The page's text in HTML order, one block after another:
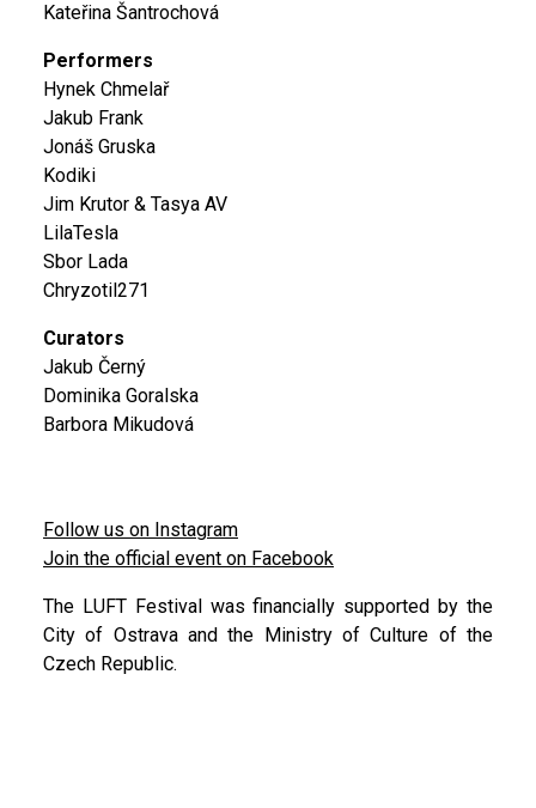
Kateřina Šantrochová
Performers
Hynek Chmelař
Jakub Frank
Jonáš Gruska
Kodiki
Jim Krutor & Tasya AV
LilaTesla
Sbor Lada
Chryzotil271
Curators
Jakub Černý
Dominika Goralska
Barbora Mikudová
Follow us on Instagram
Join the official event on Facebook
The LUFT Festival was financially supported by the
City of Ostrava and the Ministry of Culture of the
Czech Republic.